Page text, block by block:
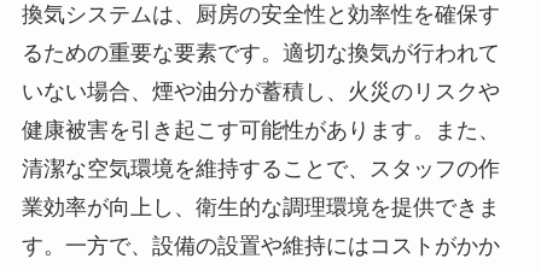
換気システムは、厨房の安全性と効率性を確保す
るための重要な要素です。適切な換気が行われて
いない場合、煙や油分が蓄積し、火災のリスクや
健康被害を引き起こす可能性があります。また、
清潔な空気環境を維持することで、スタッフの作
業効率が向上し、衛生的な調理環境を提供できま
す。一方で、設備の設置や維持にはコストがかか